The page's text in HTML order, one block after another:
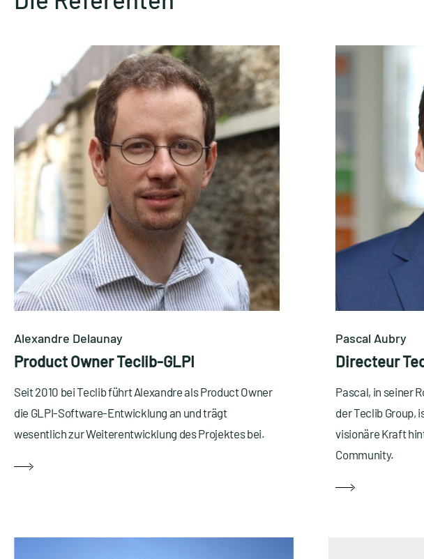
Alexandre Delaunay
Product Owner Teclib-GLPI
Seit 2010 bei Teclib führt Alexandre als Product Owner
die GLPI-Software-Entwicklung an und trägt
wesentlich zur Weiterentwicklung des Projektes bei.
Pascal Aubry
Directeur
Pascal, in seiner
der Teclib Group,
visionäre Kraft
Community.